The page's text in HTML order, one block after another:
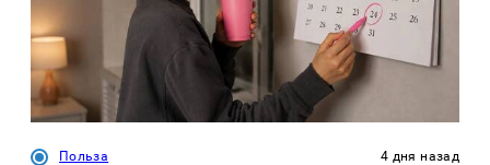
Польза 4 дня назад